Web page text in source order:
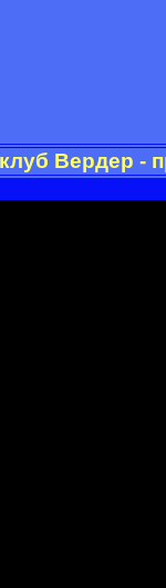
Вердер -